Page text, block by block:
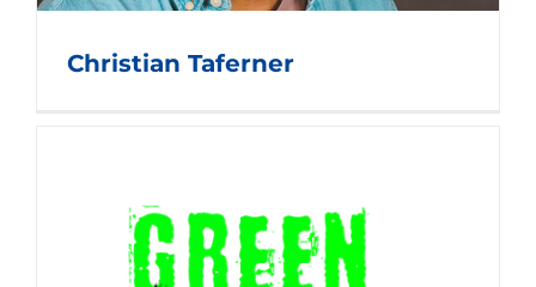
Christian Taferner